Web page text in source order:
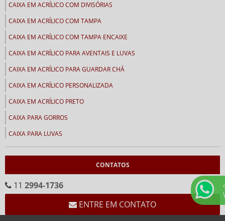
CAIXA EM ACRÍLICO COM DIVISÓRIAS
CAIXA EM ACRÍLICO COM TAMPA
CAIXA EM ACRÍLICO COM TAMPA ENCAIXE
CAIXA EM ACRÍLICO PARA AVENTAIS E LUVAS
CAIXA EM ACRÍLICO PARA GUARDAR CHÁ
CAIXA EM ACRÍLICO PERSONALIZADA
CAIXA EM ACRÍLICO PRETO
CAIXA PARA GORROS
CAIXA PARA LUVAS
CALENDÁRIOS
CALENDÁRIO EM ACRÍLICO FORMATO “V”
CHAVEIROS
CONTATOS
11 2994-1736
ENTRE EM CONTATO